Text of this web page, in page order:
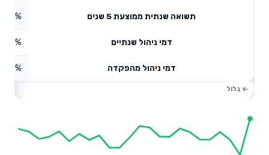
תשואה שנתית ממוצעת 5 שנים
דמי ניהול שנתיים
דמי ניהול מהפקדה 0.6%